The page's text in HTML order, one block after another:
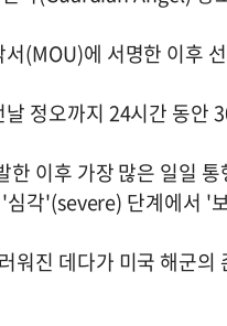
(MOU)에 서명한 이후
정오까지 24시간 동안
이후 가장 많은 일일
심각'(severe) 단계에서
워진 데다가 미국 해군의